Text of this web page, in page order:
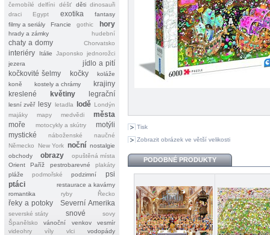
černobílé
delfíni déšť děti dinosauři
draci
Egypt exotika
fantasy
filmy a seriály
Francie gothic hory
hrady a zámky hudební
chaty a domy Chorvatsko
interiéry Itálie Japonsko
jednorožci
jezera
jídlo a pití
kočkovité šelmy
kočky
koláže
koně
kostely a chrámy
krajiny
kreslené
květiny legrační
lesní zvěř lesy letadla lodě Londýn
majáky
mapy medvědi
města
moře
motocykly a skútry
motýli
mystické
náboženské
naučné
Německo
New York noční nostalgie
obchody
obrazy
opuštěná místa
Orient
Paříž pestrobarevné
plakáty
pláže
podmořské podzimní
psi
ptáci
restaurace a kavárny
romantika
ryby Řecko
řeky a potoky Severní Amerika
severské státy snové
sovy
Španělsko
vánoční venkov
vesmír
videohry
víly vlci vodopády
Tisk
Zobrazit obrázek ve větší velikosti
PODOBNÉ PRODUKTY